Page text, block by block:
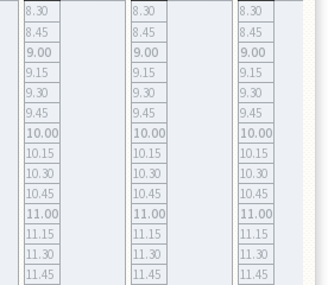
8.30
8.45
9.00
9.15
9.30
9.45
10.00
10.15
10.30
10.45
11.00
11.15
11.30
11.45
8.30
8.45
9.00
9.15
9.30
9.45
10.00
10.15
10.30
10.45
11.00
11.15
11.30
11.45
8.30
8.45
9.00
9.15
9.30
9.45
10.00
10.15
10.30
10.45
11.00
11.15
11.30
11.45